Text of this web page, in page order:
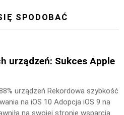
SPODOBAĆ
urządzeń: Sukces Apple
urządzeń Rekordowa szybkość
na iOS 10 Adopcja iOS 9 na
na swojej stronie wsparcia